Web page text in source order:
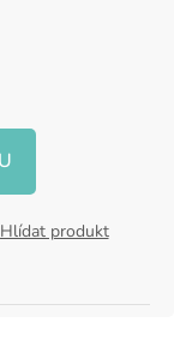
Hlídat produkt